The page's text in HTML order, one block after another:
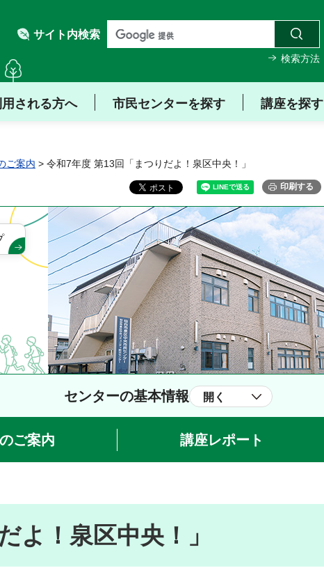
サイト内検索
検索方法
される方へ 市民センターを探す 講座を探す
ご案内 > 令和7年度 第13回「まつりだよ！泉区中央！」
印刷する
センターの基本情報 開く
ご案内 講座レポート
よ！泉区中央！」